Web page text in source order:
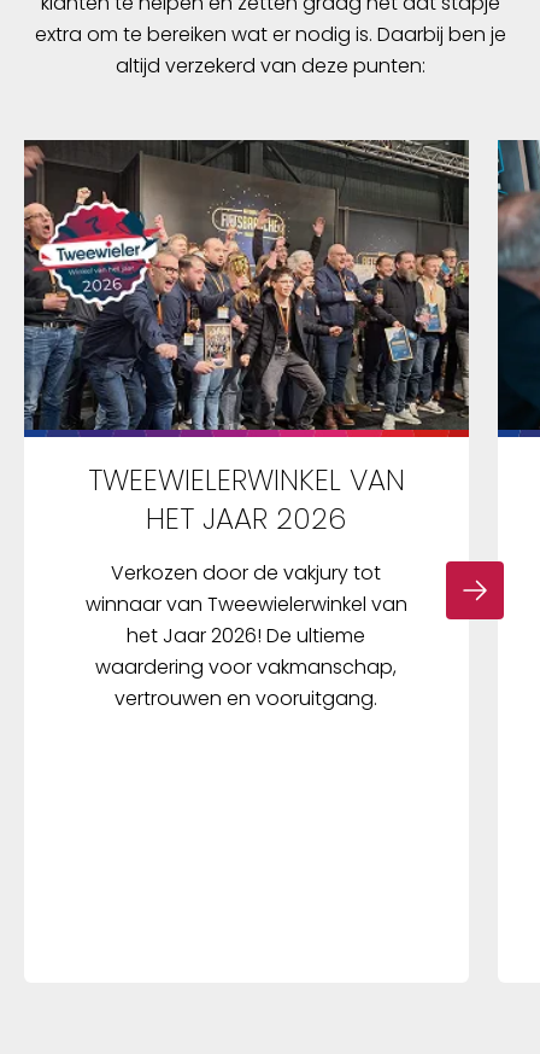
extra om te bereiken wat er nodig is. Daarbij ben je
altijd verzekerd van deze punten:
TWEEWIELERWINKEL VAN
HET JAAR 2026
Verkozen door de vakjury tot
winnaar van Tweewielerwinkel van
het Jaar 2026! De ultieme
waardering voor vakmanschap,
vertrouwen en vooruitgang.